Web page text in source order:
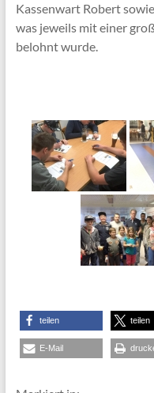
Kassenwart Robert
was jeweils mit einer
belohnt wurde.
teilen teilen
E-Mail